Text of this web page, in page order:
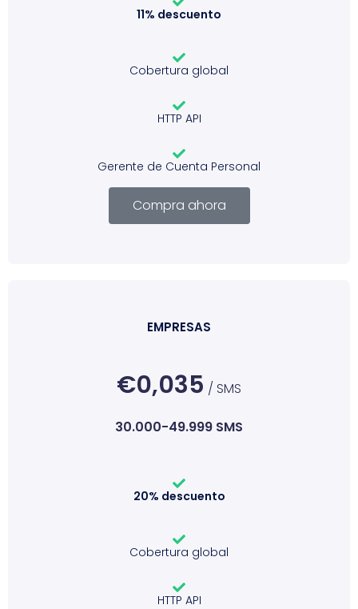
11% descuento
Cobertura global
HTTP API
Gerente de Cuenta Personal
Compra ahora
EMPRESAS
€0,035 / SMS
30.000-49.999 SMS
20% descuento
Cobertura global
HTTP API